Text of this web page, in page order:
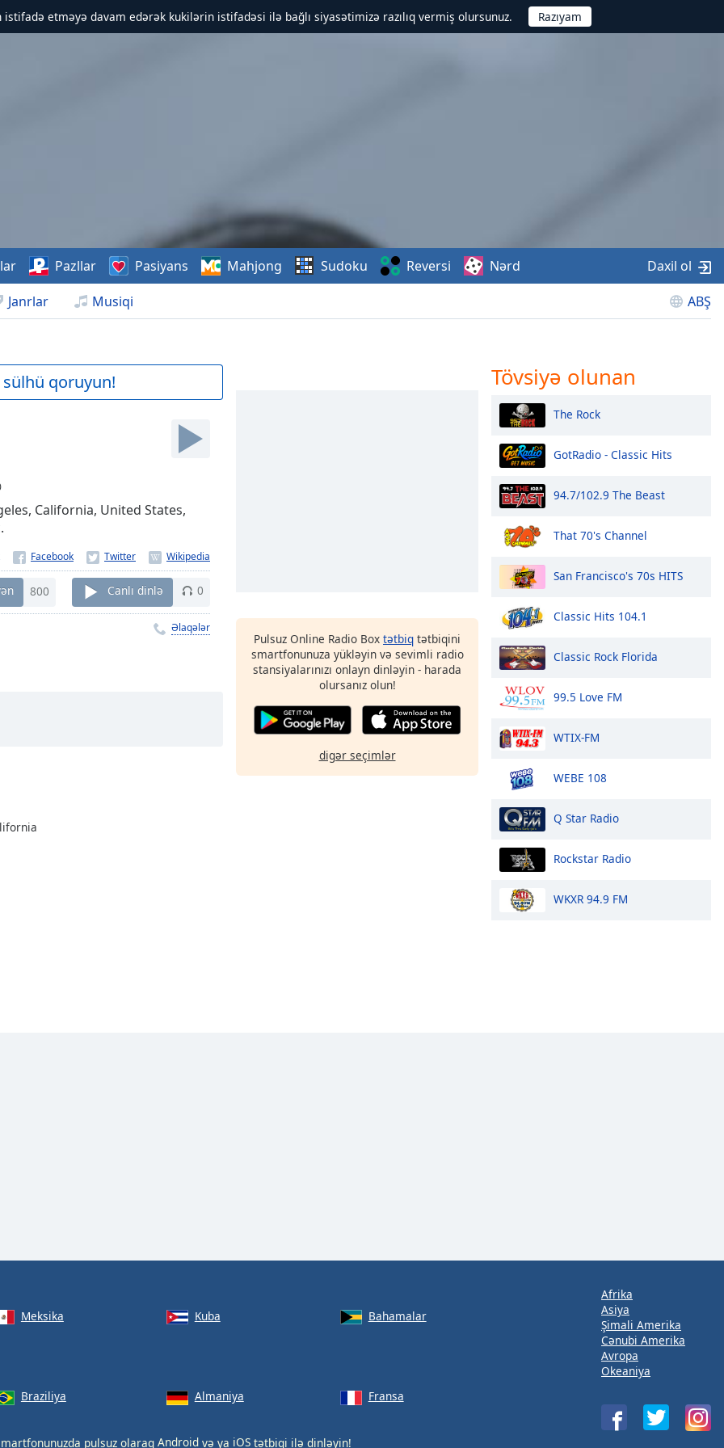
etməyə davam edərək kukilərin istifadəsi ilə bağlı siyasətimizə razılıq vermiş olursunuz.
Janrlar Musiqi ABŞ
Pazllar Pasiyans Mahjong Sudoku Reversi Nərd Daxil ol
qoruyun!
California, United States,
800 Canlı dinlə 0
Əlaqələr
Pulsuz Online Radio Box tətbiq tətbiqini
smartfonunuza yükləyin və sevimli radio
stansiyalarınızı onlayn dinləyin - harada
olursanız olun!
digər seçimlər
Tövsiyə olunan
The Rock
GotRadio - Classic Hits
94.7/102.9 The Beast
That 70's Channel
San Francisco's 70s HITS
Classic Hits 104.1
Classic Rock Florida
99.5 Love FM
WTIX-FM
WEBE 108
Q Star Radio
Rockstar Radio
WKXR 94.9 FM
Meksika Kuba
Bahamalar
Braziliya Almaniya Fransa
pulsuz olaraq Android və ya iOS tətbiqi ilə dinləyin!
Afrika
Asiya
Şimali Amerika
Cənubi Amerika
Avropa
Okeaniya